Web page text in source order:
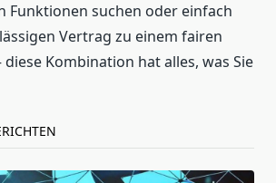
Funktionen suchen oder einfach
Vertrag zu einem fairen
Kombination hat alles, was Sie